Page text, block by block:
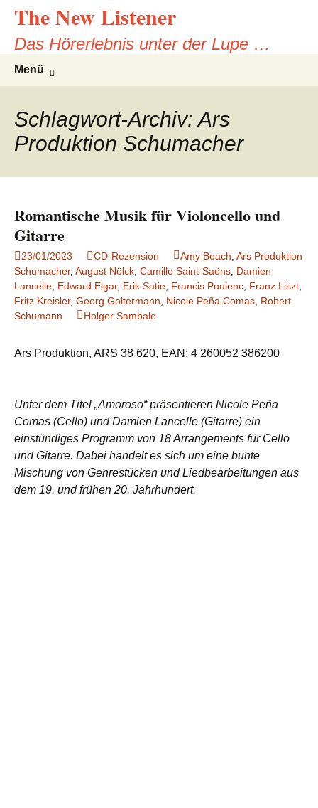
Zum
Inhalt
springen
The New Listener
Das Hörerlebnis unter der Lupe …
Menü
Schlagwort-Archiv: Ars
Produktion Schumacher
Romantische Musik für Violoncello und
Gitarre
23/01/2023 CD-Rezension Amy Beach Ars Produktion
Schumacher, August Nölck Camille Saint-Saëns Damien
Lancelle Edward Elgar, Erik Satie Francis Poulenc Franz Liszt
Fritz Kreisler, Georg Goltermann Nicole Peña Comas Robert
Schumann
Holger Sambale
Ars Produktion, ARS 38 620, EAN: 4 260052 386200
Unter dem Titel „Amoroso“ präsentieren Nicole Peña
Comas (Cello) und Damien Lancelle (Gitarre) ein
einstündiges Programm von 18 Arrangements für Cello
und Gitarre. Dabei handelt es sich um eine bunte
Mischung von Genrestücken und Liedbearbeitungen aus
dem 19. und frühen 20. Jahrhundert.